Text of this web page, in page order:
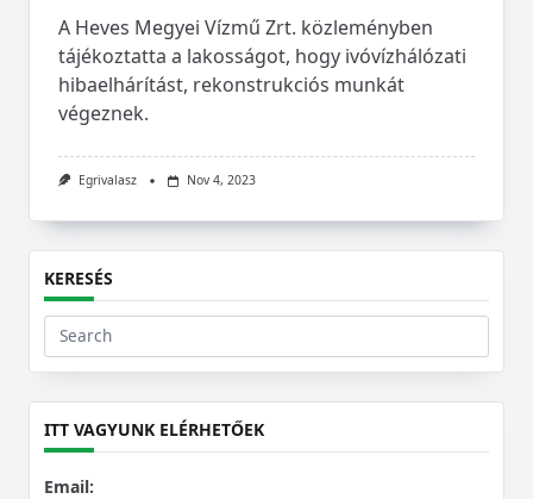
A Heves Megyei Vízmű Zrt. közleményben
tájékoztatta a lakosságot, hogy ivóvízhálózati
hibaelhárítást, rekonstrukciós munkát
végeznek.
Egrivalasz Nov 4, 2023
KERESÉS
Search
for:
ITT VAGYUNK ELÉRHETŐEK
Email: